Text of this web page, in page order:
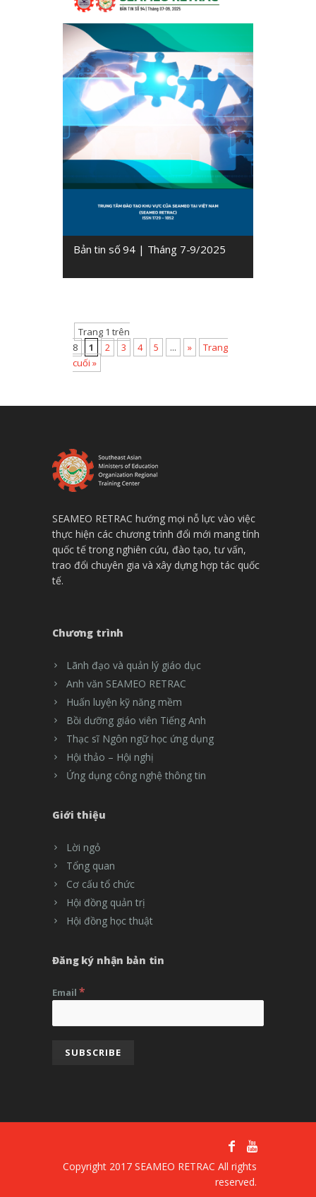
Trang 1 trên
8
1 2 3 4 5 ... »
Trang
cuối »
Bản tin số 94 | Tháng 7-9/2025
SEAMEO RETRAC hướng mọi nỗ lực vào việc
thực hiện các chương trình đổi mới mang tính
quốc tế trong nghiên cứu, đào tạo, tư vấn,
trao đổi chuyên gia và xây dựng hợp tác quốc
tế.
Chương trình
Lãnh đạo và quản lý giáo dục
Anh văn SEAMEO RETRAC
Huấn luyện kỹ năng mềm
Bồi dưỡng giáo viên Tiếng Anh
Thạc sĩ Ngôn ngữ học ứng dụng
Hội thảo – Hội nghị
Ứng dụng công nghệ thông tin
Giới thiệu
Lời ngỏ
Tổng quan
Cơ cấu tổ chức
Hội đồng quản trị
Hội đồng học thuật
Đăng ký nhận bản tin
Email *
Copyright 2017 SEAMEO RETRAC All rights
reserved.